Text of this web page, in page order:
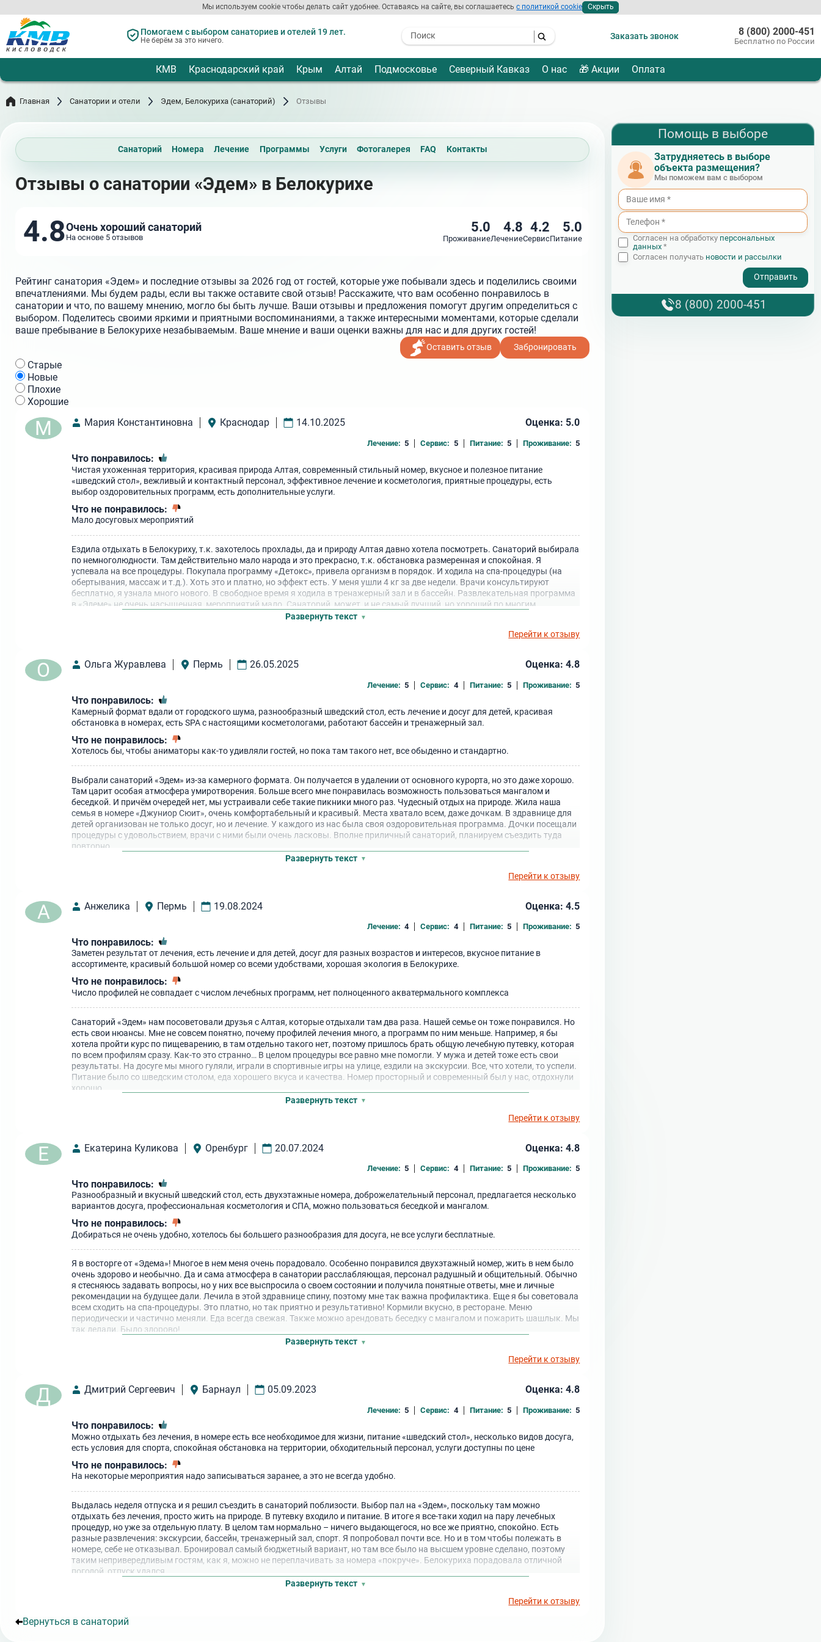
Мы используем cookie чтобы делать сайт удобнее. Оставаясь на сайте, вы соглашаетесьс политикой cookie Скрыть
к
основному
содержанию
Помогаем с выбором санаториев и отелей 19 лет.
Не берём за это ничего.
- I agree to the processing of my
Заказать звонок 8 (800) 2000-451
Бесплатно по России
КМВ Краснодарский край Крым Алтай Подмосковье Северный Кавказ О нас 🎁 Акции Оплата
Главная Санатории и отели Эдем, Белокуриха (санаторий) Отзывы
Санаторий Номера Лечение Программы Услуги Фотогалерея FAQ Контакты
Отзывы о санатории «Эдем» в Белокурихе
4.8Очень хороший санаторий
На основе 5 отзывов
5.0
Проживание
4.8
Лечение
4.2
Сервис
5.0
Питание
Рейтинг санатория «Эдем» и последние отзывы за 2026 год от гостей, которые уже побывали здесь и поделились своими
впечатлениями. Мы будем рады, если вы также оставите свой отзыв! Расскажите, что вам особенно понравилось в
санатории и что, по вашему мнению, могло бы быть лучше. Ваши отзывы и предложения помогут другим определиться с
выбором. Поделитесь своими яркими и приятными воспоминаниями, а также интересными моментами, которые сделали
ваше пребывание в Белокурихе незабываемым. Ваше мнение и ваши оценки важны для нас и для других гостей!
Оставить отзыв Забронировать
Cтарые
Новые
Плохие
Хорошие
М Мария Константиновна Краснодар 14.10.2025 Оценка: 5.0
Лечение: 5 Сервис: 5 Питание: 5 Проживание: 5
Что понравилось:
Чистая ухоженная территория, красивая природа Алтая, современный стильный номер, вкусное и полезное питание
«шведский стол», вежливый и контактный персонал, эффективное лечение и косметология, приятные процедуры, есть
выбор оздоровительных программ, есть дополнительные услуги.
Что не понравилось:
Мало досуговых мероприятий
Ездила отдыхать в Белокуриху, т.к. захотелось прохлады, да и природу Алтая давно хотела посмотреть. Санаторий выбирала
по немноголюдности. Там действительно мало народа и это прекрасно, т.к. обстановка размеренная и спокойная. Я
успевала на все процедуры. Покупала программу «Детокс», привела организм в порядок. И ходила на спа-процедуры (на
обертывания, массаж и т.д.). Хоть это и платно, но эффект есть. У меня ушли 4 кг за две недели. Врачи консультируют
бесплатно, я узнала много нового. В свободное время я ходила в тренажерный зал и в бассейн. Развлекательная программа
в «Эдеме» не очень насыщенная, мероприятий мало. Санаторий, может, и не самый лучший, но хороший по многим
Развернуть текст
Перейти к отзыву
О Ольга Журавлева Пермь 26.05.2025 Оценка: 4.8
Лечение: 5 Сервис: 4 Питание: 5 Проживание: 5
Что понравилось:
Камерный формат вдали от городского шума, разнообразный шведский стол, есть лечение и досуг для детей, красивая
обстановка в номерах, есть SPA с настоящими косметологами, работают бассейн и тренажерный зал.
Что не понравилось:
Хотелось бы, чтобы аниматоры как-то удивляли гостей, но пока там такого нет, все обыденно и стандартно.
Выбрали санаторий «Эдем» из-за камерного формата. Он получается в удалении от основного курорта, но это даже хорошо.
Там царит особая атмосфера умиротворения. Больше всего мне понравилась возможность пользоваться мангалом и
беседкой. И причём очередей нет, мы устраивали себе такие пикники много раз. Чудесный отдых на природе. Жила наша
семья в номере «Джуниор Сюит», очень комфортабельный и красивый. Места хватало всем, даже дочкам. В здравнице для
детей организован не только досуг, но и лечение. У каждого из нас была своя оздоровительная программа. Дочки посещали
процедуры с удовольствием, врачи с ними были очень ласковы. Вполне приличный санаторий, планируем съездить туда
повторно.
Развернуть текст
Перейти к отзыву
А Анжелика Пермь 19.08.2024 Оценка: 4.5
Лечение: 4 Сервис: 4 Питание: 5 Проживание: 5
Что понравилось:
Заметен результат от лечения, есть лечение и для детей, досуг для разных возрастов и интересов, вкусное питание в
ассортименте, красивый большой номер со всеми удобствами, хорошая экология в Белокурихе.
Что не понравилось:
Число профилей не совпадает с числом лечебных программ, нет полноценного акватермального комплекса
Санаторий «Эдем» нам посоветовали друзья с Алтая, которые отдыхали там два раза. Нашей семье он тоже понравился. Но
есть свои нюансы. Мне не совсем понятно, почему профилей лечения много, а программ по ним меньше. Например, я бы
хотела пройти курс по пищеварению, в там отдельно такого нет, поэтому пришлось брать общую лечебную путевку, которая
по всем профилям сразу. Как-то это странно… В целом процедуры все равно мне помогли. У мужа и детей тоже есть свои
результаты. На досуге мы много гуляли, играли в спортивные игры на улице, ездили на экскурсии. Все, что хотели, то успели.
Питание было со шведским столом, еда хорошего вкуса и качества. Номер просторный и современный был у нас, отдохнули
хорошо.
Развернуть текст
Перейти к отзыву
Е Екатерина Куликова Оренбург 20.07.2024 Оценка: 4.8
Лечение: 5 Сервис: 4 Питание: 5 Проживание: 5
Что понравилось:
Разнообразный и вкусный шведский стол, есть двухэтажные номера, доброжелательный персонал, предлагается несколько
вариантов досуга, профессиональная косметология и СПА, можно пользоваться беседкой и мангалом.
Что не понравилось:
Добираться не очень удобно, хотелось бы большего разнообразия для досуга, не все услуги бесплатные.
Я в восторге от «Эдема»! Многое в нем меня очень порадовало. Особенно понравился двухэтажный номер, жить в нем было
очень здорово и необычно. Да и сама атмосфера в санатории расслабляющая, персонал радушный и общительный. Обычно
я стесняюсь задавать вопросы, но у них все выспросила о своем состоянии и получила понятные ответы, мне и личные
рекомендации на будущее дали. Лечила в этой здравнице спину, поэтому мне так важна профилактика. Еще я бы советовала
всем сходить на спа-процедуры. Это платно, но так приятно и результативно! Кормили вкусно, в ресторане. Меню
периодически и частично меняли. Еда всегда свежая. Также можно арендовать беседку с мангалом и пожарить шашлык. Мы
так делали. Было здорово!
Развернуть текст
Перейти к отзыву
Д Дмитрий Сергеевич Барнаул 05.09.2023 Оценка: 4.8
Лечение: 5 Сервис: 4 Питание: 5 Проживание: 5
Что понравилось:
Можно отдыхать без лечения, в номере есть все необходимое для жизни, питание «шведский стол», несколько видов досуга,
есть условия для спорта, спокойная обстановка на территории, обходительный персонал, услуги доступны по цене
Что не понравилось:
На некоторые мероприятия надо записываться заранее, а это не всегда удобно.
Выдалась неделя отпуска и я решил съездить в санаторий поблизости. Выбор пал на «Эдем», поскольку там можно
отдыхать без лечения, просто жить на природе. В путевку входило и питание. В итоге я все-таки ходил на пару лечебных
процедур, но уже за отдельную плату. В целом там нормально – ничего выдающегося, но все же приятно, спокойно. Есть
разные развлечения: экскурсии, бассейн, тренажерный зал, спорт. Я попробовал почти все. Но и в том чтобы полежать в
номере, себе не отказывал. Бронировал самый бюджетный вариант, но там все было на высшем уровне сделано, поэтому
таким непривередливым гостям, как я, можно не переплачивать за номера «покруче». Белокуриха порадовала отличной
погодой, отпуск удался.
Развернуть текст
Перейти к отзыву
Вернуться в санаторий
Помощь в выборе
Затрудняетесь в выборе
объекта размещения?
Мы поможем вам с выбором
Согласен на обработку персональных
данных*
Согласен получать новости и рассылки
8 (800) 2000-451